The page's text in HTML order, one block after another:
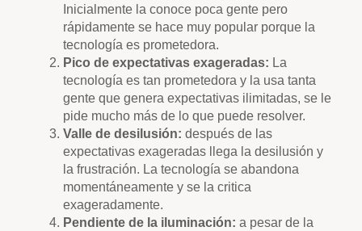
Inicialmente la conoce poca gente pero
rápidamente se hace muy popular porque la
tecnología es prometedora.
Pico de expectativas exageradas: La
tecnología es tan prometedora y la usa tanta
gente que genera expectativas ilimitadas, se le
pide mucho más de lo que puede resolver.
Valle de desilusión: después de las
expectativas exageradas llega la desilusión y
la frustración. La tecnología se abandona
momentáneamente y se la critica
exageradamente.
Pendiente de la iluminación: a pesar de la